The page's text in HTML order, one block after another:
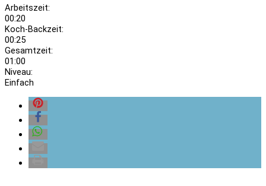
Arbeitszeit:
00:20
Koch-Backzeit:
00:25
Gesamtzeit:
01:00
Niveau:
Einfach